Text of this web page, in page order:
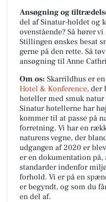
Ansøgning og
del af Sinatur-holdet og
ovenstående? Så hører
Stillingen ønskes besat
gerne på den rette. Så
ansøgning til Anne
Om os: Skarrildhus er
Hotel & Konference, der
hoteller med smuk
Sinatur hotellerne har
kommer til at passe på
forretning. Vi har en
naturens vegne, der
udgangen af 2020 er
er en dokumentation
standarder indenfor
forhold. Vi er på en
er begyndt, og som du
en del af.